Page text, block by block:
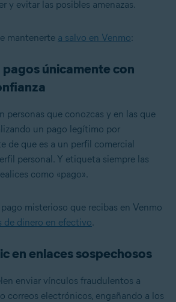
y evitar las posibles amenazas.
mantenerte a salvo en Venmo:
únicamente con
personas que conozcas y en las que
un pago legítimo por
de que es a un perfil comercial
personal. Y etiqueta siempre las
como «pago».
misterioso que recibas en Venmo
de dinero en efectivo.
en enlaces sospechosos
enviar vínculos fraudulentos a
correos electrónicos, engañando a los